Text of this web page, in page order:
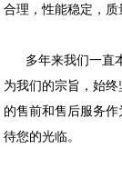
合理，性能稳定，质
多年来我们一直本
为我们的宗旨，始
的售前和售后服务
待您的光临。